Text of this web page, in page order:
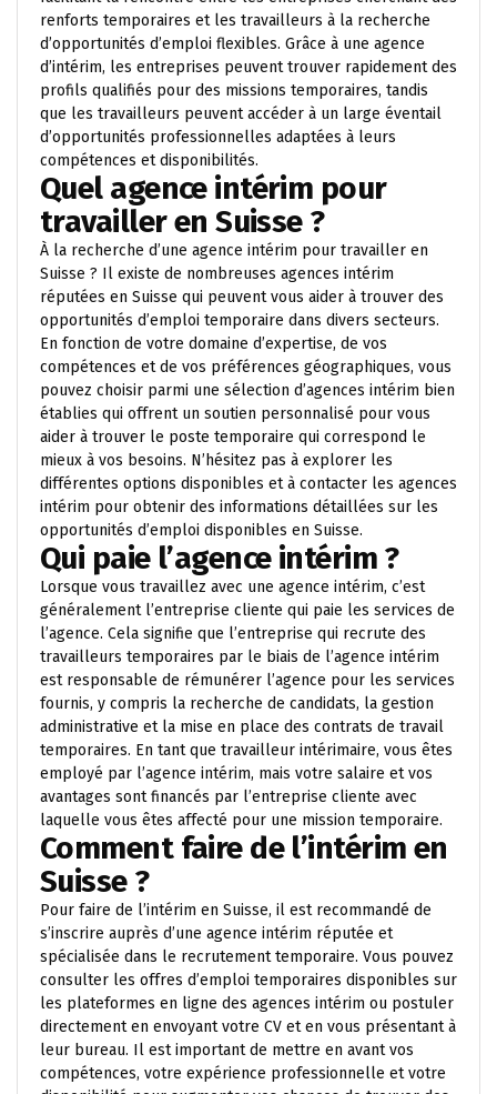
renforts temporaires et les travailleurs à la recherche
d’opportunités d’emploi flexibles. Grâce à une agence
d’intérim, les entreprises peuvent trouver rapidement des
profils qualifiés pour des missions temporaires, tandis
que les travailleurs peuvent accéder à un large éventail
d’opportunités professionnelles adaptées à leurs
compétences et disponibilités.
Quel agence intérim pour
travailler en Suisse ?
À la recherche d’une agence intérim pour travailler en
Suisse ? Il existe de nombreuses agences intérim
réputées en Suisse qui peuvent vous aider à trouver des
opportunités d’emploi temporaire dans divers secteurs.
En fonction de votre domaine d’expertise, de vos
compétences et de vos préférences géographiques, vous
pouvez choisir parmi une sélection d’agences intérim bien
établies qui offrent un soutien personnalisé pour vous
aider à trouver le poste temporaire qui correspond le
mieux à vos besoins. N’hésitez pas à explorer les
différentes options disponibles et à contacter les agences
intérim pour obtenir des informations détaillées sur les
opportunités d’emploi disponibles en Suisse.
Qui paie l’agence intérim ?
Lorsque vous travaillez avec une agence intérim, c’est
généralement l’entreprise cliente qui paie les services de
l’agence. Cela signifie que l’entreprise qui recrute des
travailleurs temporaires par le biais de l’agence intérim
est responsable de rémunérer l’agence pour les services
fournis, y compris la recherche de candidats, la gestion
administrative et la mise en place des contrats de travail
temporaires. En tant que travailleur intérimaire, vous êtes
employé par l’agence intérim, mais votre salaire et vos
avantages sont financés par l’entreprise cliente avec
laquelle vous êtes affecté pour une mission temporaire.
Comment faire de l’intérim en
Suisse ?
Pour faire de l’intérim en Suisse, il est recommandé de
s’inscrire auprès d’une agence intérim réputée et
spécialisée dans le recrutement temporaire. Vous pouvez
consulter les offres d’emploi temporaires disponibles sur
les plateformes en ligne des agences intérim ou postuler
directement en envoyant votre CV et en vous présentant à
leur bureau. Il est important de mettre en avant vos
compétences, votre expérience professionnelle et votre